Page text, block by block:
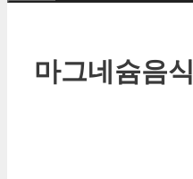
마그네슘음식